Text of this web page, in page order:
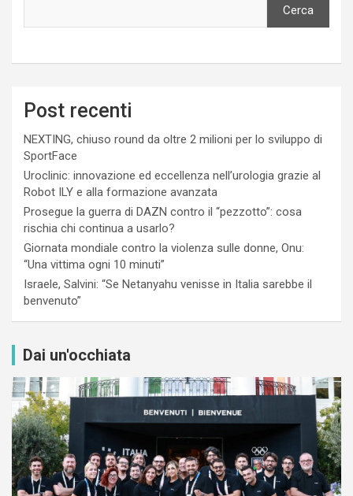
Cerca
Post recenti
NEXTING, chiuso round da oltre 2 milioni per lo sviluppo di
SportFace
Uroclinic: innovazione ed eccellenza nell’urologia grazie al
Robot ILY e alla formazione avanzata
Prosegue la guerra di DAZN contro il “pezzotto”: cosa
rischia chi continua a usarlo?
Giornata mondiale contro la violenza sulle donne, Onu:
“Una vittima ogni 10 minuti”
Israele, Salvini: “Se Netanyahu venisse in Italia sarebbe il
benvenuto”
Dai un'occhiata